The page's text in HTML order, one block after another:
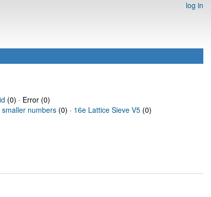
log in
(0) · Error (0)
numbers (0) · 16e Lattice Sieve V5 (0)